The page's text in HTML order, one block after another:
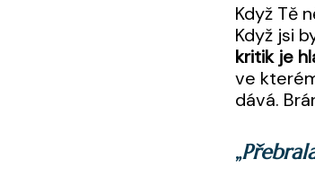
Když Tě
Když jsi
kritik je
ve
dává.
„